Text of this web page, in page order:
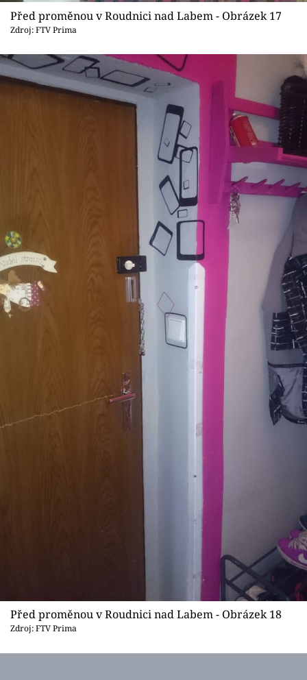
Před proměnou v Roudnici nad Labem - Obrázek 17
Zdroj: FTV Prima
Před proměnou v Roudnici nad Labem - Obrázek 18
Zdroj: FTV Prima